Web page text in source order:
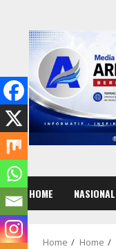
content
HOME NASIONAL
Home Home